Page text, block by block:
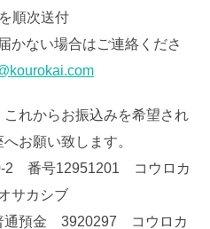
順次送付
かない場合はご連絡くださ
れからお振込みを希望され
お願い致します。
2 番号12951201 コウロカ
サカシブ
通預金 3920297 コウロカ